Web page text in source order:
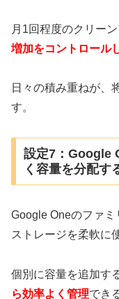
月1回程度のクリー
増加をコントロール
日々の積み重ねが、
す。
設定7：Google
く容量を分配す
Google Oneのファ
ストレージを柔軟に
個別に容量を追加す
ら効率よく管理でき